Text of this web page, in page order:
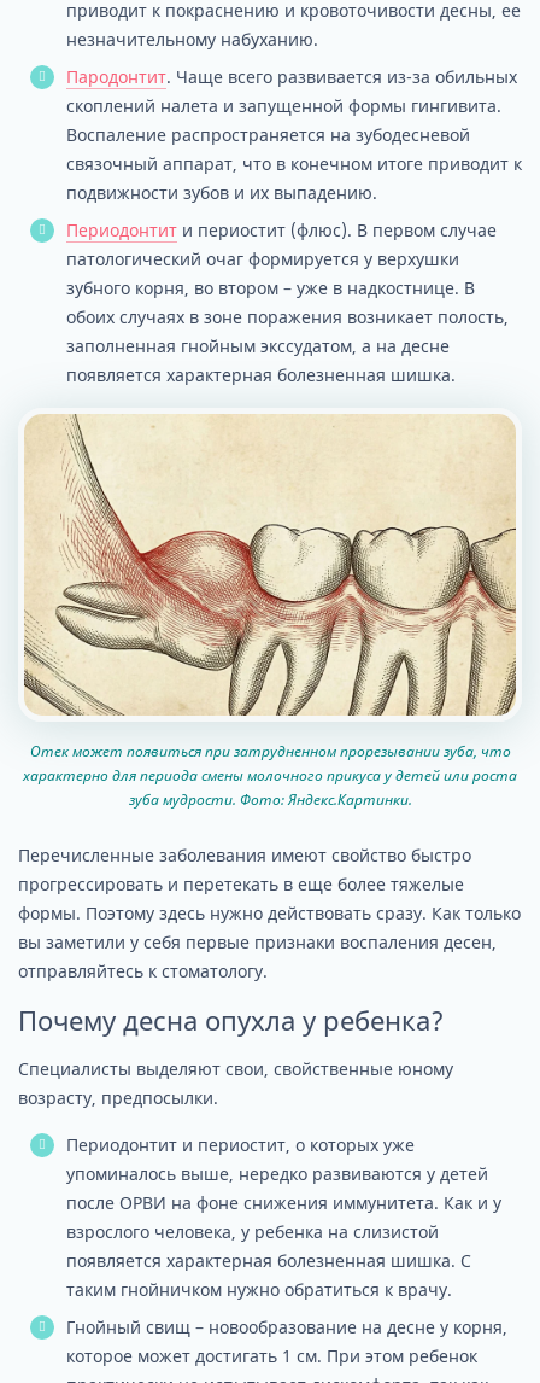
приводит к покраснению и кровоточивости десны, ее
незначительному набуханию.
Пародонтит. Чаще всего развивается из-за обильных
скоплений налета и запущенной формы гингивита.
Воспаление распространяется на зубодесневой
связочный аппарат, что в конечном итоге приводит к
подвижности зубов и их выпадению.
Периодонтит и периостит (флюс). В первом случае
патологический очаг формируется у верхушки
зубного корня, во втором – уже в надкостнице. В
обоих случаях в зоне поражения возникает полость,
заполненная гнойным экссудатом, а на десне
появляется характерная болезненная шишка.
Отек может появиться при затрудненном прорезывании зуба, что
характерно для периода смены молочного прикуса у детей или роста
зуба мудрости. Фото: Яндекс.Картинки.
Перечисленные заболевания имеют свойство быстро
прогрессировать и перетекать в еще более тяжелые
формы. Поэтому здесь нужно действовать сразу. Как только
вы заметили у себя первые признаки воспаления десен,
отправляйтесь к стоматологу.
Почему десна опухла у ребенка?
Специалисты выделяют свои, свойственные юному
возрасту, предпосылки.
Периодонтит и периостит, о которых уже
упоминалось выше, нередко развиваются у детей
после ОРВИ на фоне снижения иммунитета. Как и у
взрослого человека, у ребенка на слизистой
появляется характерная болезненная шишка. С
таким гнойничком нужно обратиться к врачу.
Гнойный свищ – новообразование на десне у корня,
которое может достигать 1 см. При этом ребенок